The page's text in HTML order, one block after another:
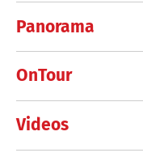
Panorama
OnTour
Videos